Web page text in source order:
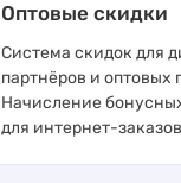
Оптовые скидки
Система скидок для
партнёров и оптовых
Начисление
для интернет-